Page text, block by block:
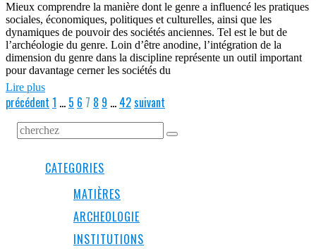
Mieux comprendre la manière dont le genre a influencé les pratiques
sociales, économiques, politiques et culturelles, ainsi que les
dynamiques de pouvoir des sociétés anciennes. Tel est le but de
l’archéologie du genre. Loin d’être anodine, l’intégration de la
dimension du genre dans la discipline représente un outil important
pour davantage cerner les sociétés du
Lire plus
précédent 1 … 5 6 7 8 9 … 42suivant
CATEGORIES
MATIÈRES
ARCHEOLOGIE
INSTITUTIONS